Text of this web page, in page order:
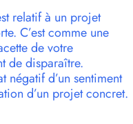
relatif à un projet
C’est comme une
de votre
de disparaître.
négatif d’un sentiment
d’un projet concret.